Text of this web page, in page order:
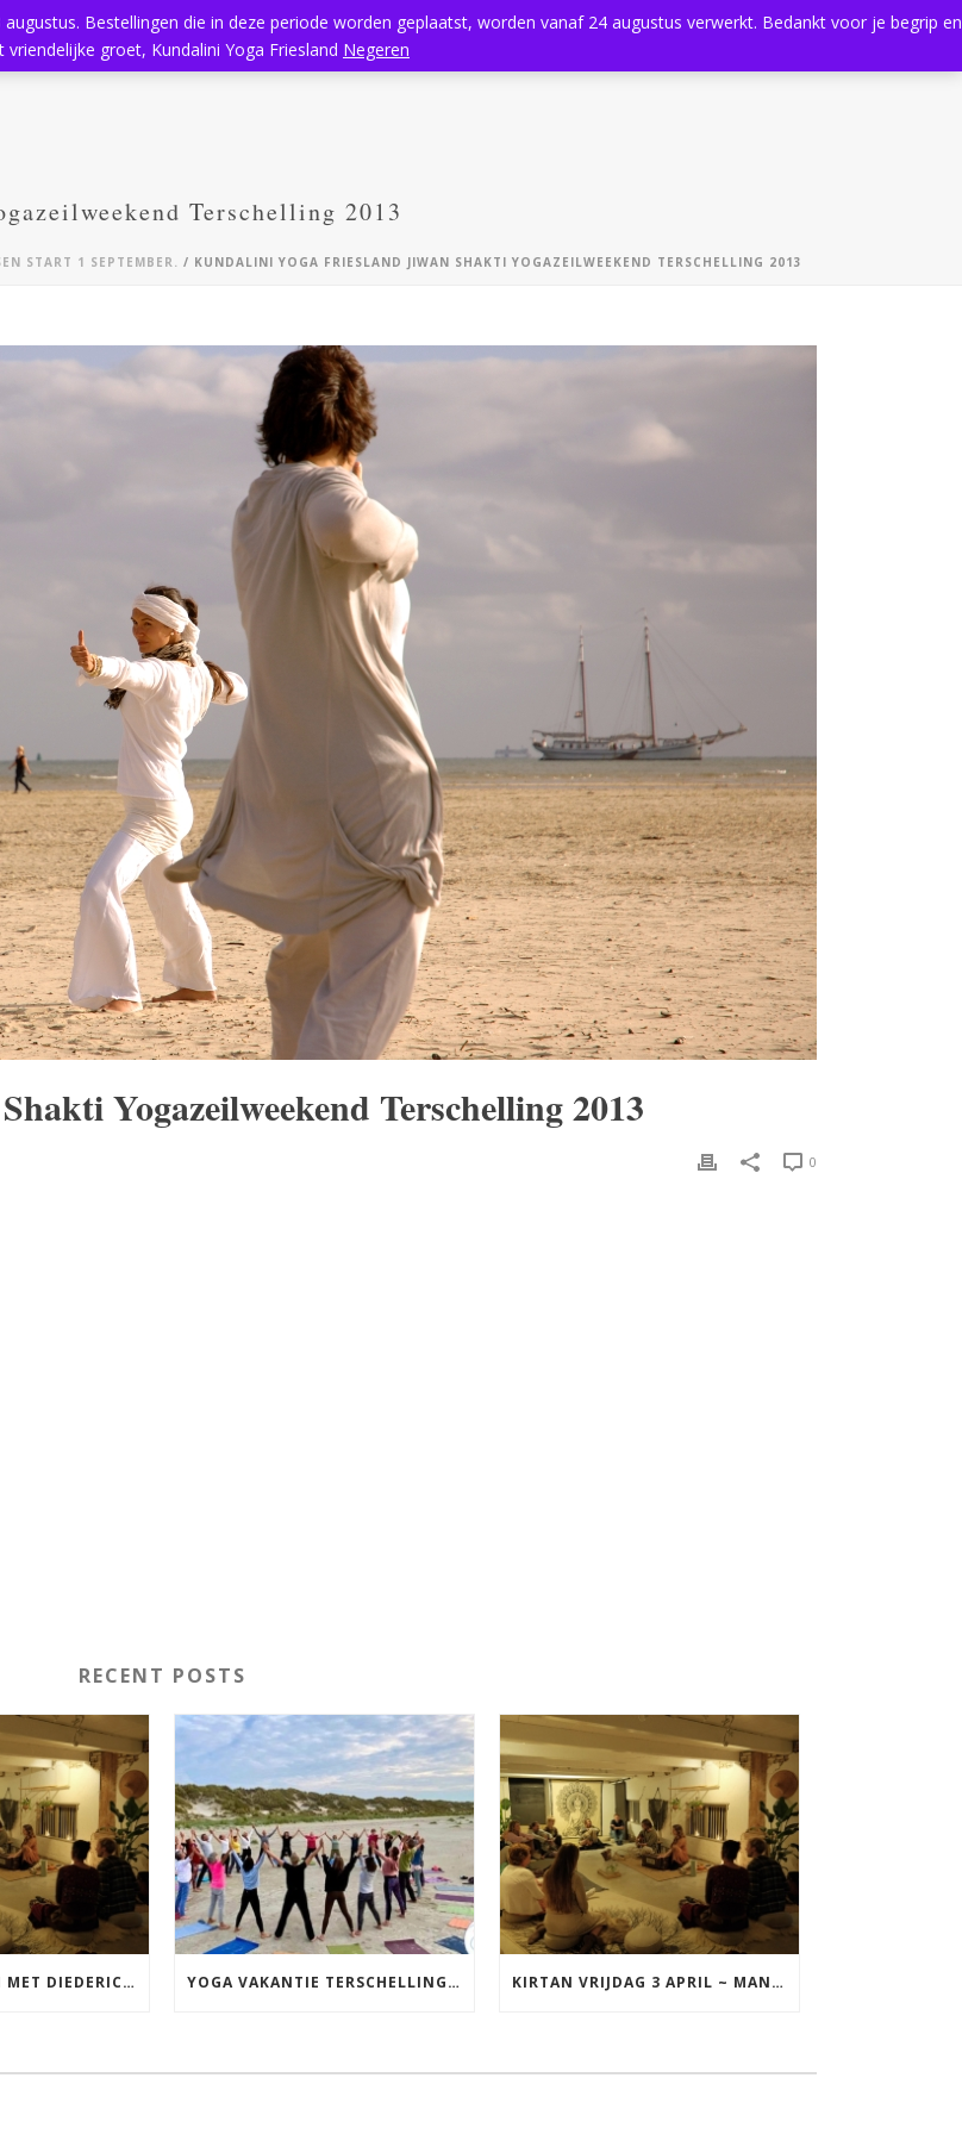
Kundalini Yoga Massage Rooster Shop
Terschelling 2013
START 1 SEPTEMBER. / KUNDALINI YOGA FRIESLAND JIWAN SHAKTI YOGAZEILWEEKEND TERSCHELLING 2013
Yogazeilweekend Terschelling 2013
0
RECENT POSTS
MANTRA ZINGEN MET DIEDERICK IN LEEUWARDEN VRIJDAG 12 JUNI KIRTAN YOGA VAKANTIE TERSCHELLING 17 T/M 19 JULI KIRTAN VRIJDAG 3 APRIL ~ MANTRAZINGEN MET DIEDERICK IN LEEUWARDEN
Bestellingen die in deze periode worden geplaatst, worden vanaf 24 augustus verwerkt. Bedankt voor je begrip en
vriendelijke groet, Kundalini Yoga Friesland Negeren